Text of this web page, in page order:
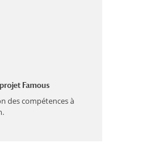
Famous
des compétences à